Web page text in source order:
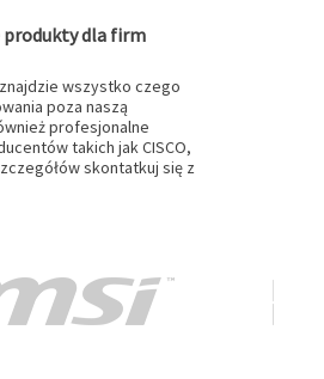
produkty dla firm
wszystko czego
poza naszą
profesjonalne
takich jak CISCO,
skontatkuj się z